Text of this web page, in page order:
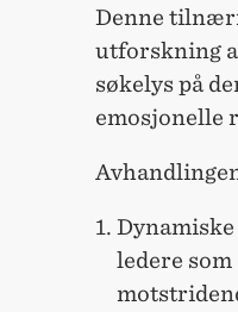
Denne
utforskning
søkelys på
emosjonelle
ledere